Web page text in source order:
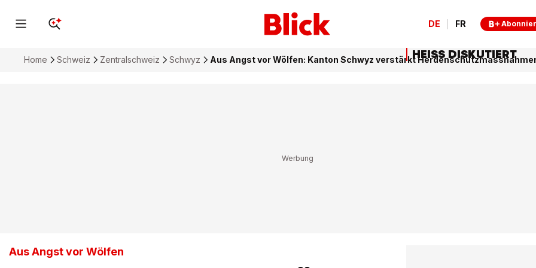
DE FR
Home Schweiz Zentralschweiz Schwyz Aus Angst vor Wölfen: Kanton Schwyz verstärkt
Aus Angst vor Wölfen
HEISS DISKUTIERT